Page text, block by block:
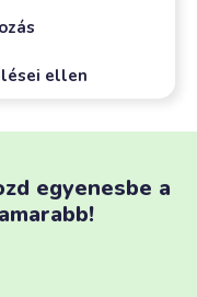
ellen
egyenesbe a